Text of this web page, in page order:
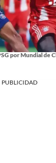
por Mundial de
PUBLICIDAD